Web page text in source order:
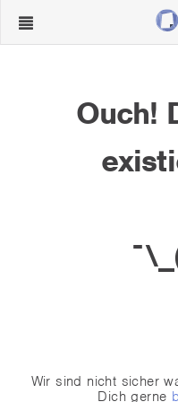
Navigation
Ouch!
Wir sind nicht sicher
Dich gerne